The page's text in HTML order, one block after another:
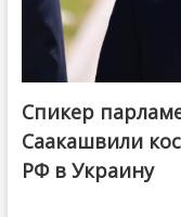
Спикер
Саакашвили
РФ в Украину